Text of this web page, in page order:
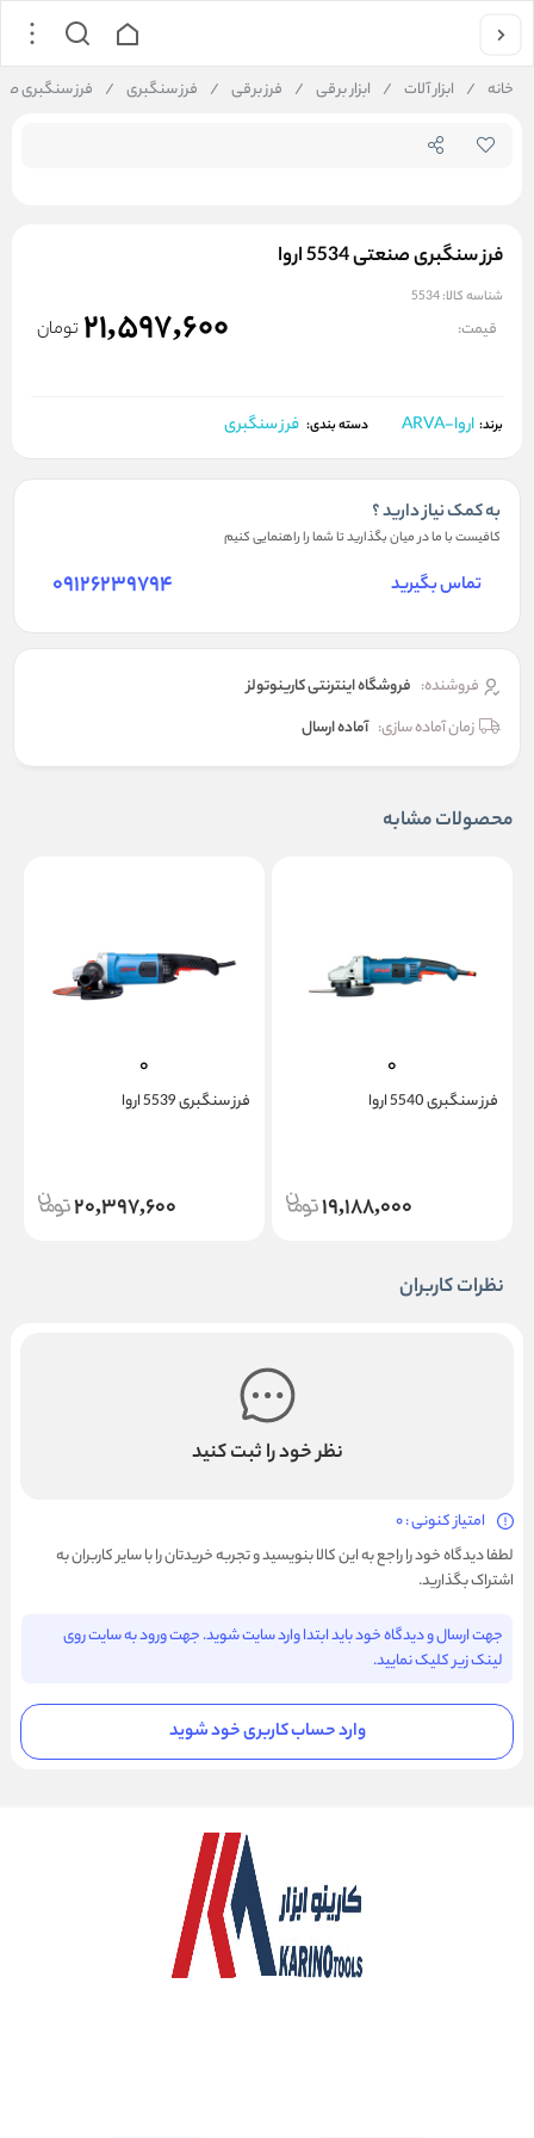
خانه / ابزار آلات / ابزار برقی / فرز برقی / فرز سنگبری / فرز سنگبری صنعتی
فرز سنگبری صنعتی 5534 اروا
شناسه کالا:5534
قیمت: 21,597,600 تومان
برند: اروا-ARVA دسته بندی: فرز سنگبری
به کمک نیاز دارید ؟
کافیست با ما در میان بگذارید تا شما را راهنمایی کنیم
تماس بگیرید 09126239794
فروشنده: فروشگاه اینترنتی کارینوتولز
زمان آماده سازی: آماده ارسال
محصولات مشابه
فرز سنگبری 5540 اروا
19,188,000
فرز سنگبری 5539 اروا
20,397,600
نظرات کاربران
نظر خود را ثبت کنید
امتیاز کنونی : 0
لطفا دیدگاه خود را راجع به این کالا بنویسید و تجربه خریدتان را با سایر کاربران به
اشتراک بگذارید.
جهت ارسال و دیدگاه خود باید ابتدا وارد سایت شوید. جهت ورود به سایت روی
لینک زیر کلیک نمایید.
وارد حساب کاربری خود شوید